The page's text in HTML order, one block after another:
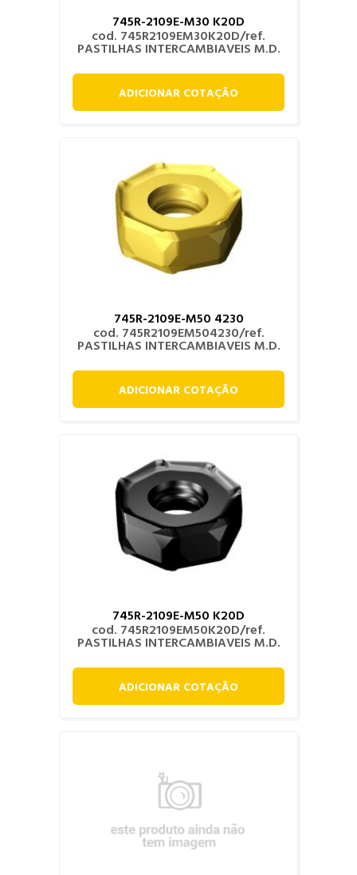
745R-2109E-M30 K20D
cod. 745R2109EM30K20D/ref.
PASTILHAS INTERCAMBIAVEIS M.D.
ADICIONAR COTAÇÃO
745R-2109E-M50 4230
cod. 745R2109EM504230/ref.
PASTILHAS INTERCAMBIAVEIS M.D.
ADICIONAR COTAÇÃO
745R-2109E-M50 K20D
cod. 745R2109EM50K20D/ref.
PASTILHAS INTERCAMBIAVEIS M.D.
ADICIONAR COTAÇÃO